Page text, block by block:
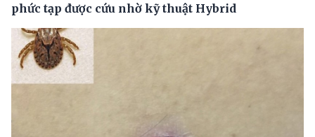
phức tạp được cứu nhờ kỹ thuật Hybrid